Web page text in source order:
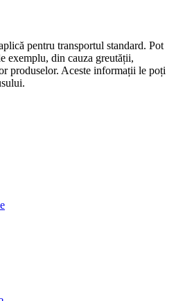
pentru transportul standard. Pot
exemplu, din cauza greutății,
produselor. Aceste informații le poți